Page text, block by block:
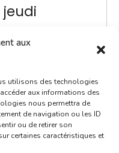
aux
utilisons des technologies
aux informations des
nous permettra de
de navigation ou les ID
ou de retirer son
certaines caractéristiques et
gratuite pour le
une navette